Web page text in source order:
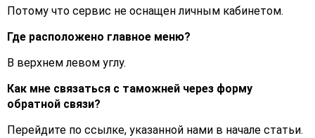
Потому что сервис не оснащен личным кабинетом.
Где расположено главное меню?
В верхнем левом углу.
Как мне связаться с таможней через форму
обратной связи?
Перейдите по ссылке, указанной нами в начале статьи.